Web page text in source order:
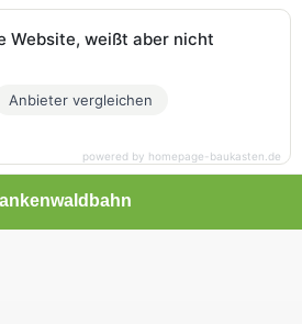
Website, weißt aber nicht
Anbieter vergleichen
powered by homepage-baukasten.de